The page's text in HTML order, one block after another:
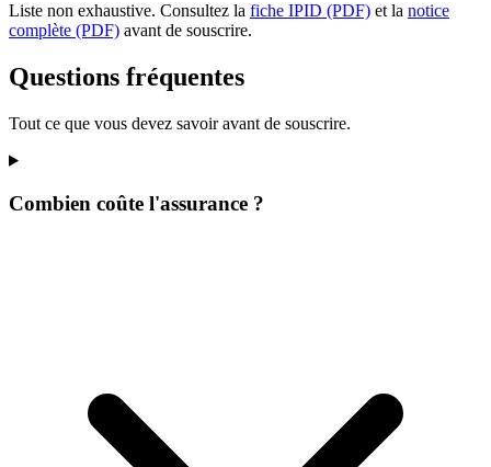
Liste non exhaustive. Consultez la fiche IPID (PDF) et la notice
complète (PDF) avant de souscrire.
Questions fréquentes
Tout ce que vous devez savoir avant de souscrire.
Combien coûte l'assurance ?